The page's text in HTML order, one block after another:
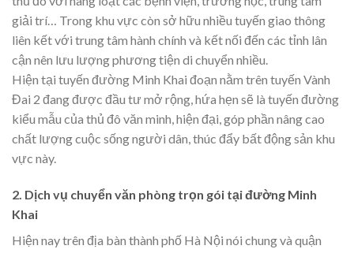
giải trí… Trong khu vực còn sở hữu nhiều tuyến giao thông
liên kết với trung tâm hành chính và kết nối đến các tỉnh lân
cận nên lưu lượng phương tiện di chuyển nhiều.
Hiện tại tuyến đường Minh Khai đoạn nằm trên tuyến Vành
Đai 2 đang được đầu tư mở rộng, hứa hẹn sẽ là tuyến đường
kiểu mẫu của thủ đô văn minh, hiện đại, góp phần nâng cao
chất lượng cuộc sống người dân, thúc đẩy bất động sản khu
vực này.
2. Dịch vụ chuyển văn phòng trọn gói tại đường Minh
Khai
Hiện nay trên địa bàn thành phố Hà Nội nói chung và quận